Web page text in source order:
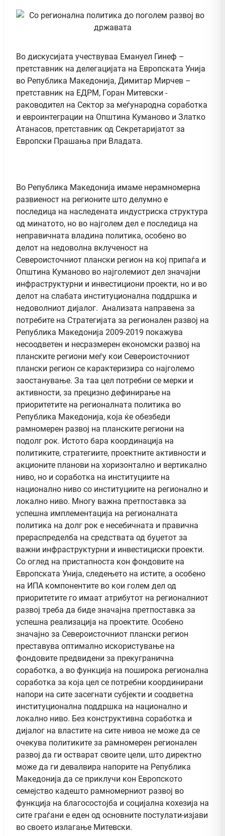
Во дискусијата учествуваа Емануел Гинеф –
претставник на делегацијата на Европската Унија
во Република Македонија, Димитар Мирчев –
претставник на ЕДРМ, Горан Митевски -
раководител на Сектор за меѓународна соработка
и евроинтеграции на Општина Куманово и Златко
Атанасов, претставник од Секретаријатот за
Европски Прашања при Владата.
Во Република Македонија имаме нерамномерна
развиеност на регионите што делумно е
последица на наследената индустриска структура
од минатото, но во најголем дел е последица на
неправичната владина политика, особено во
делот на недоволна вклученост на
Североисточниот плански регион на кој припаѓа и
Општина Куманово во најголемиот дел значајни
инфраструктурни и инвестициони проекти, но и во
делот на слабата институционална поддршка и
недоволниот дијалог. Анализата направена за
потребите на Стратегијата за регионален развој на
Република Македонија 2009-2019 покажува
несоодветен и несразмерен економски развој на
планските региони меѓу кои Североисточниот
плански регион се карактеризира со најголемо
заостанување. За таа цел потребни се мерки и
активности, за прецизно дефинирање на
приоритетите на регионалната политика во
Република Македонија, која ќе обезбеди
рамномерен развој на планските региони на
подолг рок. Истото бара координација на
политиките, стратегиите, проектните активности и
акционите планови на хоризонтално и вертикално
ниво, но и соработка на институциите на
национално ниво со институциите на регионално и
локално ниво. Многу важна претпоставка за
успешна имплементација на регионалната
политика на долг рок е несебичната и правична
прераспределба на средствата од буџетот за
важни инфраструктурни и инвестициски проекти.
Со оглед на пристапноста кон фондовите на
Европската Унија, следењето на истите, а особено
на ИПА компонентите во кои голем дел од
приоритетите го имаат атрибутот на регионалниот
развој треба да биде значајна претпоставка за
успешна реализација на проектите. Особено
значајно за Североисточниот плански регион
преставува оптимално искористување на
фондовите предвидени за прекугранична
соработка, а во функција на поширока регионална
соработка за која цел се потребни координирани
напори на сите засегнати субјекти и соодветна
институционална поддршка на национално и
локално ниво. Без конструктивна соработка и
дијалог на властите на сите нивоа не може да се
очекува политиките за рамномерен регионален
развој да ги остварат своите цели, што директно
може да ги девалвира напорите на Република
Македонија да се приклучи кон Европското
семејство кадешто рамномерниот развој во
функција на благосостојба и социјална кохезија на
сите граѓани е еден од основните постулати-изјави
во своето излагање Митевски.